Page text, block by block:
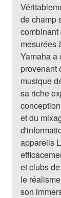
de champ
mesurées
Yamaha a
provenant
musique
sa riche
et du
appareils
et clubs
le
son